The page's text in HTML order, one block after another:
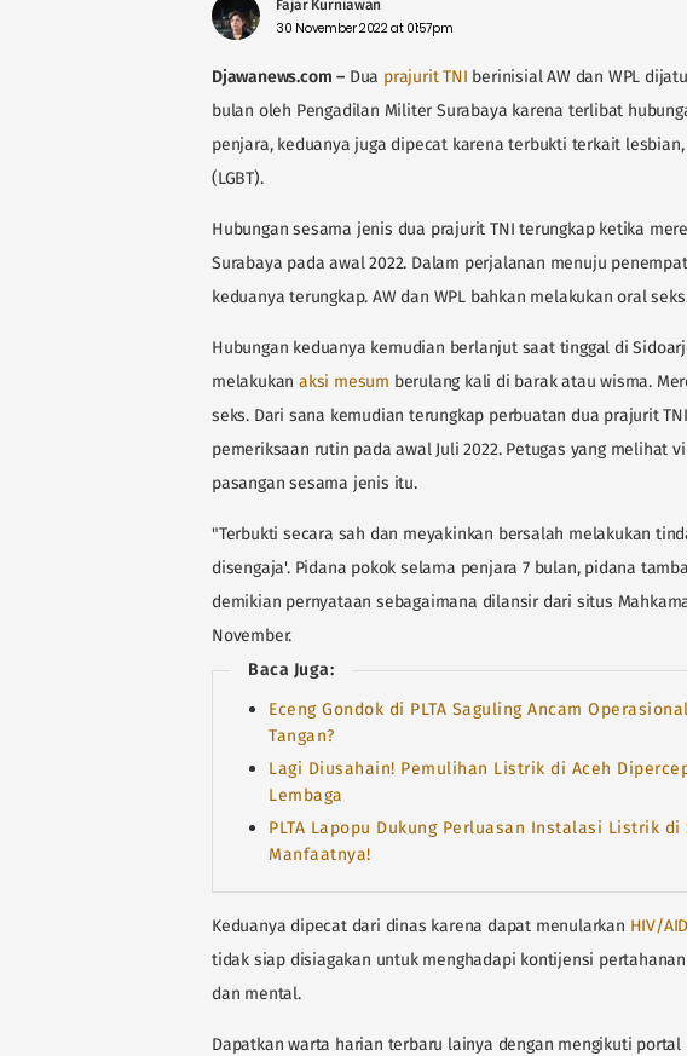
Fajar Kurniawan
30 November 2022 at 01:57pm
Djawanews.com – Dua prajurit TNI berinisial AW dan WPL
bulan oleh Pengadilan Militer Surabaya karena terlibat
penjara, keduanya juga dipecat karena terbukti terkait
(LGBT).
Hubungan sesama jenis dua prajurit TNI terungkap ketika
Surabaya pada awal 2022. Dalam perjalanan menuju
keduanya terungkap. AW dan WPL bahkan melakukan oral
Hubungan keduanya kemudian berlanjut saat tinggal di
melakukan aksi mesum berulang kali di barak atau wisma.
seks. Dari sana kemudian terungkap perbuatan dua prajurit
pemeriksaan rutin pada awal Juli 2022. Petugas yang melihat
pasangan sesama jenis itu.
"Terbukti secara sah dan meyakinkan bersalah melakukan
disengaja'. Pidana pokok selama penjara 7 bulan, pidana
demikian pernyataan sebagaimana dilansir dari situs
November.
Baca Juga:
Eceng Gondok di PLTA Saguling Ancam
Tangan?
Lagi Diusahain! Pemulihan Listrik di Aceh
Lembaga
PLTA Lapopu Dukung Perluasan Instalasi Listrik
Manfaatnya!
Keduanya dipecat dari dinas karena dapat menularkan HIV/
tidak siap disiagakan untuk menghadapi kontijensi
dan mental.
Dapatkan warta harian terbaru lainya dengan mengikuti portal